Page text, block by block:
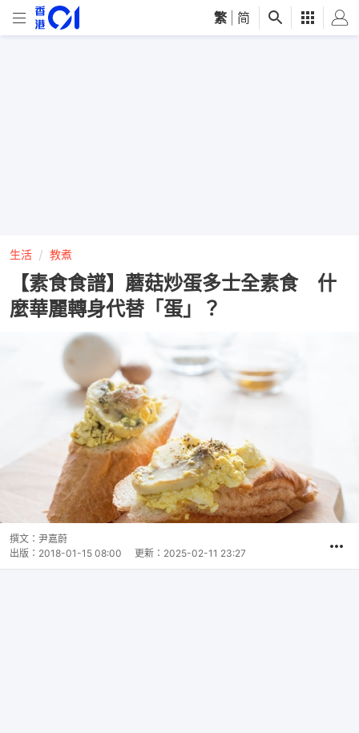
繁 简
生活 教煮
【素食食譜】蘑菇炒蛋多士全素食 什
麼華麗轉身代替「蛋」？
撰文： 尹嘉蔚
出版： 2018-01-15 08:00 更新： 2025-02-11 23:27